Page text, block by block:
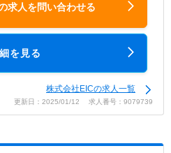
求人を問い合わせる
を見る
株式会社EICの求人一覧
更新日：2025/01/12 求人番号：9079739